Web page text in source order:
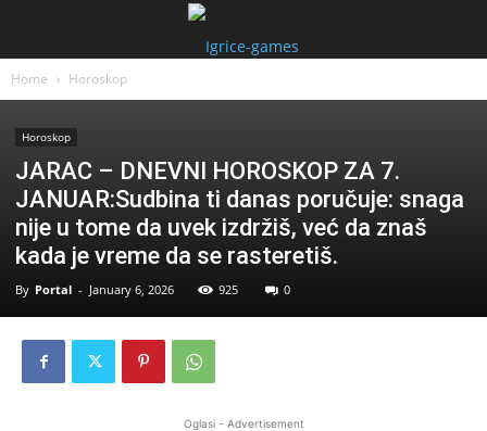
Home Horoskop
Horoskop
JARAC – DNEVNI HOROSKOP ZA 7.
JANUAR:Sudbina ti danas poručuje: snaga
nije u tome da uvek izdržiš, već da znaš
kada je vreme da se rasteretiš.
By Portal - January 6, 2026 925 0
Oglasi - Advertisement